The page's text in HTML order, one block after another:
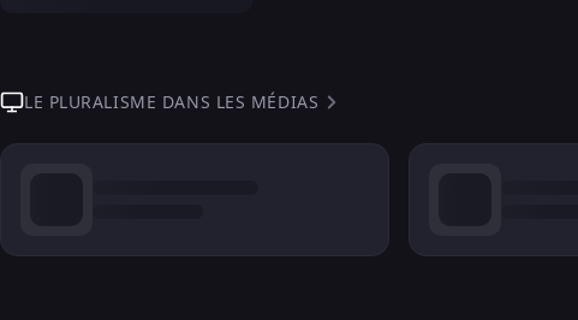
LE PLURALISME DANS LES MÉDIAS